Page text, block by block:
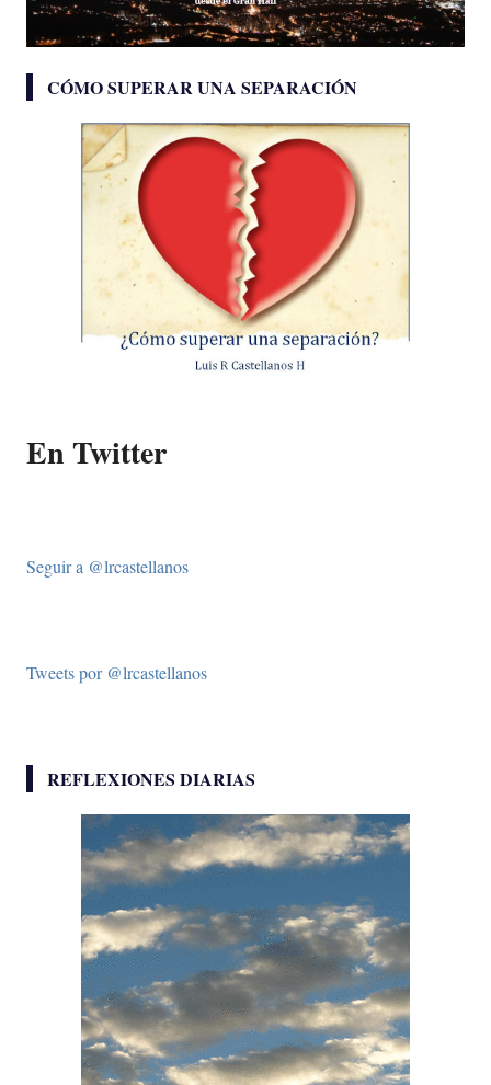
CÓMO SUPERAR UNA SEPARACIÓN
En Twitter
Seguir a @lrcastellanos
Tweets por @lrcastellanos
REFLEXIONES DIARIAS